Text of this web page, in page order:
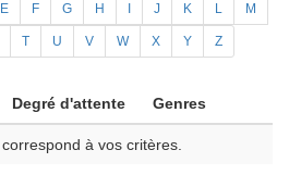
E F G H J K L M
T U V W X Y Z
Degré d'attente Genres
à vos critères.